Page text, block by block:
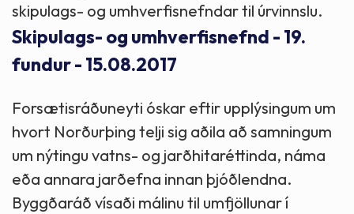
skipulags- og umhverfisnefndar til úrvinnslu.
Skipulags- og umhverfisnefnd - 19.
fundur - 15.08.2017
Forsætisráðuneyti óskar eftir upplýsingum um
hvort Norðurþing telji sig aðila að samningum
um nýtingu vatns- og jarðhitaréttinda, náma
eða annara jarðefna innan þjóðlendna.
Byggðaráð vísaði málinu til umfjöllunar í